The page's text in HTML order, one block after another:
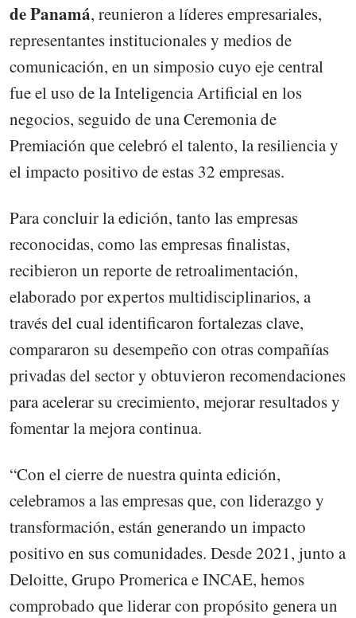
de Panamá, reunieron a líderes empresariales,
representantes institucionales y medios de
comunicación, en un simposio cuyo eje central
fue el uso de la Inteligencia Artificial en los
negocios, seguido de una Ceremonia de
Premiación que celebró el talento, la resiliencia y
el impacto positivo de estas 32 empresas.
Para concluir la edición, tanto las empresas
reconocidas, como las empresas finalistas,
recibieron un reporte de retroalimentación,
elaborado por expertos multidisciplinarios, a
través del cual identificaron fortalezas clave,
compararon su desempeño con otras compañías
privadas del sector y obtuvieron recomendaciones
para acelerar su crecimiento, mejorar resultados y
fomentar la mejora continua.
“Con el cierre de nuestra quinta edición,
celebramos a las empresas que, con liderazgo y
transformación, están generando un impacto
positivo en sus comunidades. Desde 2021, junto a
Deloitte, Grupo Promerica e INCAE, hemos
comprobado que liderar con propósito genera un